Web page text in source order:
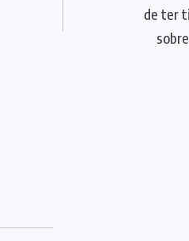
de ter